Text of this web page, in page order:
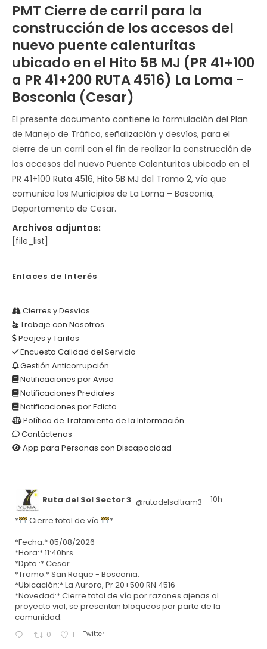
PMT Cierre de carril para la
construcción de los accesos del
nuevo puente calenturitas
ubicado en el Hito 5B MJ (PR 41+100
a PR 41+200 RUTA 4516) La Loma -
Bosconia (Cesar)
El presente documento contiene la formulación del Plan
de Manejo de Tráfico, señalización y desvíos, para el
cierre de un carril con el fin de realizar la construcción de
los accesos del nuevo Puente Calenturitas ubicado en el
PR 41+100 Ruta 4516, Hito 5B MJ del Tramo 2, vía que
comunica los Municipios de La Loma – Bosconia,
Departamento de Cesar.
Archivos adjuntos:
[file_list]
Enlaces de Interés
Cierres y Desvíos
Trabaje con Nosotros
Peajes y Tarifas
Encuesta Calidad del Servicio
Gestión Anticorrupción
Notificaciones por Aviso
Notificaciones Prediales
Notificaciones por Edicto
Política de Tratamiento de la Información
Contáctenos
App para Personas con Discapacidad
Ruta del Sol Sector 3 @rutadelsoltram3 · 10h
* Cierre total de vía
*
*Fecha:* 05/08/2026
*Hora:* 11:40hrs
*Dpto.:* Cesar
*Tramo:* San Roque - Bosconia.
*Ubicación:* La Aurora, Pr 20+500 RN 4516
*Novedad:* Cierre total de vía por razones ajenas al
proyecto vial, se presentan bloqueos por parte de la
comunidad.
0 1 Twitter